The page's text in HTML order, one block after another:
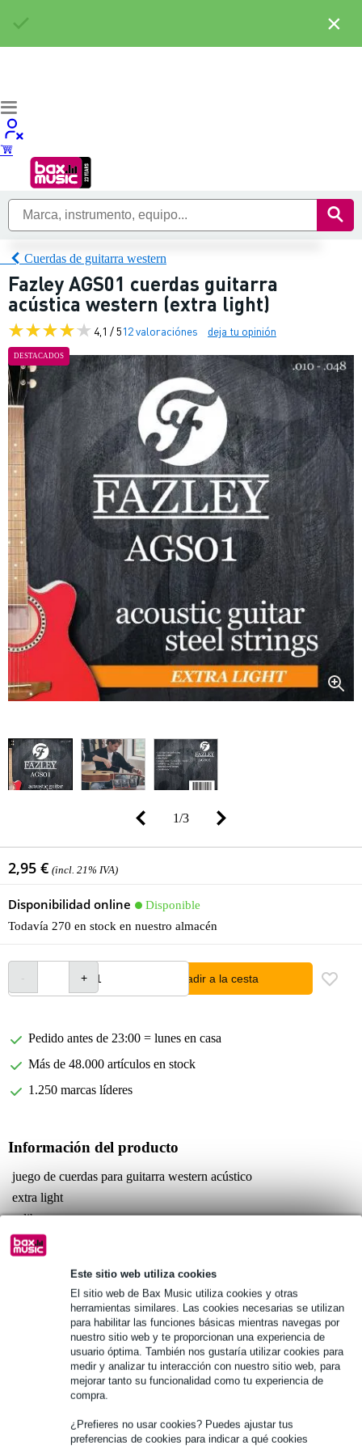
Este sitio web utiliza cookies
El sitio web de Bax Music utiliza cookies y otras
herramientas similares. Las cookies necesarias se utilizan
para habilitar las funciones básicas mientras navegas por
nuestro sitio web y te proporcionan una experiencia de
usuario óptima. También nos gustaría utilizar cookies para
medir y analizar tu interacción con nuestro sitio web, para
mejorar tanto su funcionalidad como tu experiencia de
compra.
¿Prefieres no usar cookies? Puedes ajustar tus
preferencias de cookies para indicar a qué cookies
Cuerdas de guitarra western
Fazley AGS01 cuerdas guitarra
acústica western (extra light)
4,1 / 512 valoraciónes deja tu opinión
DESTACADOS
1/3
2,95 € (incl. 21% IVA)
Disponibilidad online
Disponible
Todavía 270 en stock en nuestro almacén
añadir a la cesta
Pedido antes de 23:00 = lunes en casa
Más de 48.000 artículos en stock
1.250 marcas líderes
Información del producto
juego de cuerdas para guitarra western acústico
extra light
calibres:
010 (E)
014 (B)
Especificaciones completas
Véase también (2)
×